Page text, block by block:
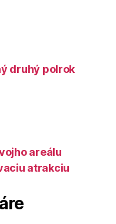
druhý polrok
areálu
atrakciu